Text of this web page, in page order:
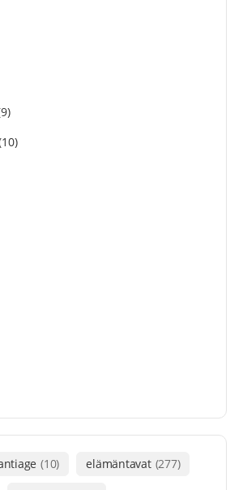
(10) elämäntavat (277)